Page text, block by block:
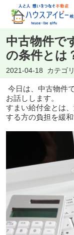
中古物件で
の条件とは
2021-04-18 カテゴリ
今日は、中古物件
お話しします。
すまい給付金とは
する方の負担を緩